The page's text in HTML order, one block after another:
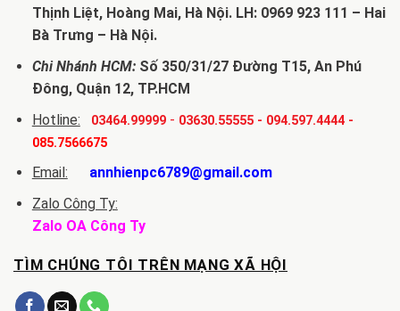
Thịnh Liệt, Hoàng Mai, Hà Nội. LH: 0969 923 111 – Hai
Bà Trưng – Hà Nội.
Chi Nhánh HCM:Số 350/31/27 Đường T15, An Phú
Đông, Quận 12, TP.HCM
Hotline:
03464.99999- 03630.55555- 094.597.4444-
085.7566675
Email:
annhienpc6789@gmail.com
Zalo Công Ty:
Zalo OA Công Ty
TÌM CHÚNG TÔI TRÊN MẠNG XÃ HỘI